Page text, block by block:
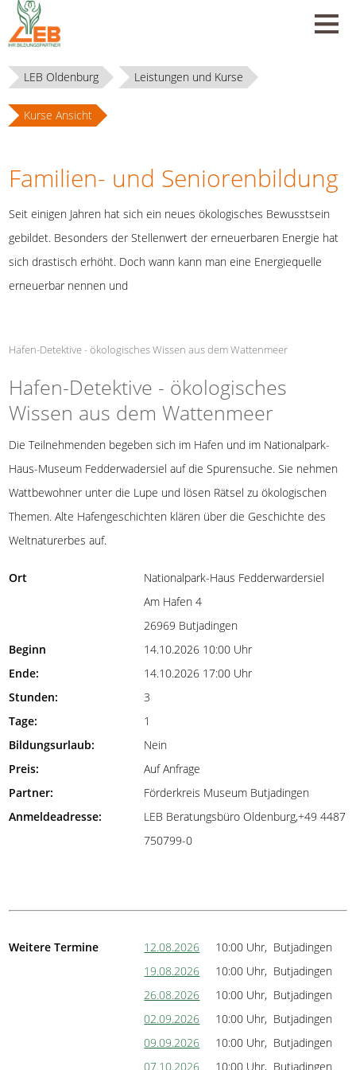
LEB Oldenburg Leistungen und Kurse
Kurse Ansicht
Familien- und Seniorenbildung
Seit einigen Jahren hat sich ein neues ökologisches Bewusstsein
gebildet. Besonders der Stellenwert der erneuerbaren Energie hat
sich drastisch erhöht. Doch wann kann man eine Energiequelle
erneuerbar nennen und
Hafen-Detektive - ökologisches Wissen aus dem Wattenmeer
Hafen-Detektive - ökologisches
Wissen aus dem Wattenmeer
Die Teilnehmenden begeben sich im Hafen und im Nationalpark-
Haus-Museum Fedderwadersiel auf die Spurensuche. Sie nehmen
Wattbewohner unter die Lupe und lösen Rätsel zu ökologischen
Themen. Alte Hafengeschichten klären über die Geschichte des
Weltnaturerbes auf.
Ort
Nationalpark-Haus Fedderwardersiel
Am Hafen 4
26969 Butjadingen
Beginn
14.10.2026 10:00 Uhr
Ende:
14.10.2026 17:00 Uhr
Stunden:
3
Tage:
1
Bildungsurlaub:
Nein
Preis:
Auf Anfrage
Partner:
Förderkreis Museum Butjadingen
Anmeldeadresse:
LEB Beratungsbüro Oldenburg,+49 4487
750799-0
Weitere Termine 12.08.2026 10:00 Uhr, Butjadingen
19.08.2026 10:00 Uhr, Butjadingen
26.08.2026 10:00 Uhr, Butjadingen
02.09.2026 10:00 Uhr, Butjadingen
09.09.2026 10:00 Uhr, Butjadingen
07.10.2026 10:00 Uhr, Butjadingen